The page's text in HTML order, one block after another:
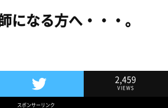
になる方へ・・・。
でツイート
2,459
VIEWS
スポンサーリンク